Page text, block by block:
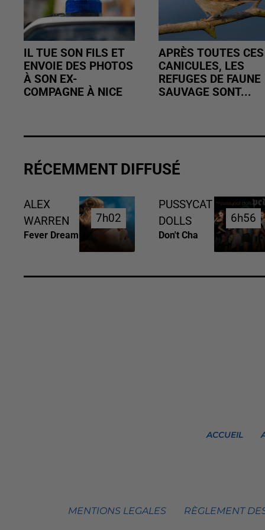
IL TUE SON FILS ET
ENVOIE DES PHOTOS
À SON EX-
COMPAGNE À NICE
APRÈS TOUTES CES
CANICULES, LES
REFUGES DE FAUNE
SAUVAGE SONT...
RÉCEMMENT DIFFUSÉ
ALEX
WARREN
Fever Dream
7h02
7h02
PUSSYCAT
DOLLS
Don't Cha
6h56
6h56
ACCUEIL
MENTIONS LEGALES RÈGLEMENT